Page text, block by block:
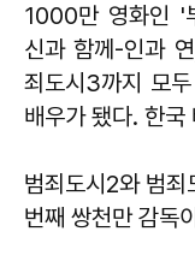
1000만 영화인 '
신과 함께-인과
죄도시3까지 모
배우가 됐다. 한국
범죄도시2와 범
번째 쌍천만 감독